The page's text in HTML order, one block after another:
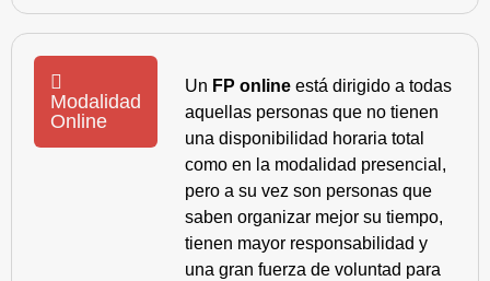
Modalidad
Online
Un FP online está dirigido a todas
aquellas personas que no tienen
una disponibilidad horaria total
como en la modalidad presencial,
pero a su vez son personas que
saben organizar mejor su tiempo,
tienen mayor responsabilidad y
una gran fuerza de voluntad para